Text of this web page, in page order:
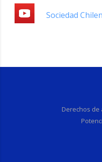
Sociedad
Derechos de